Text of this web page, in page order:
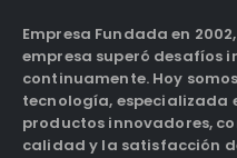
Empresa Fundada en
empresa superó desafíos
continuamente. Hoy
tecnología, especializada
productos innovadores,
calidad y la satisfacción